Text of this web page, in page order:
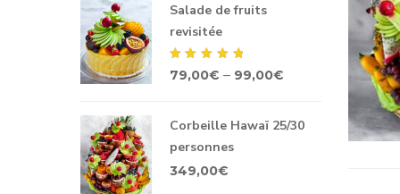
Salade de fruits
revisitée
Note5.00sur
5
79,00€ – 99,00€
Corbeille Hawaï 25/30
personnes
349,00€